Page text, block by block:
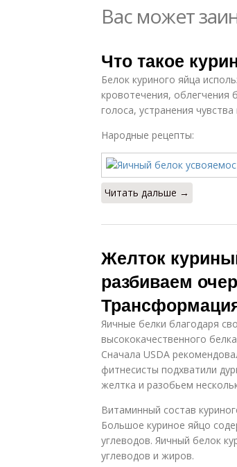
Вас может
Что такое
Белок куриного яйца
кровотечения, облегчения
голоса, устранения
Народные рецепты:
Читать дальше →
Желток
разбиваем
Яичные белки благодаря
высококачественного
Сначала USDA
фитнесисты подхватили
желтка и разобьем
Витаминный состав
Большое куриное яйцо
углеводов. Яичный белок
углеводов и жиров.